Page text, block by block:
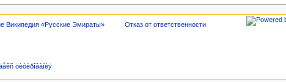
Википедия «Русские Эмираты» Отказ от ответственности